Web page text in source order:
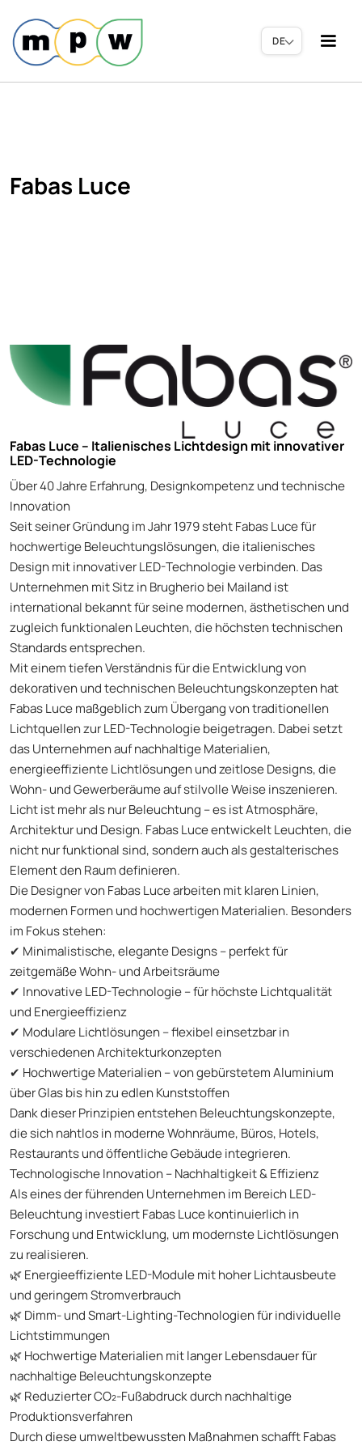
DE
Fabas Luce
Fabas Luce – Italienisches Lichtdesign mit innovativer
LED-Technologie
Über 40 Jahre Erfahrung, Designkompetenz und technische
Innovation
Seit seiner Gründung im Jahr 1979 steht Fabas Luce für
hochwertige Beleuchtungslösungen, die italienisches
Design mit innovativer LED-Technologie verbinden. Das
Unternehmen mit Sitz in Brugherio bei Mailand ist
international bekannt für seine modernen, ästhetischen und
zugleich funktionalen Leuchten, die höchsten technischen
Standards entsprechen.
Mit einem tiefen Verständnis für die Entwicklung von
dekorativen und technischen Beleuchtungskonzepten hat
Fabas Luce maßgeblich zum Übergang von traditionellen
Lichtquellen zur LED-Technologie beigetragen. Dabei setzt
das Unternehmen auf nachhaltige Materialien,
energieeffiziente Lichtlösungen und zeitlose Designs, die
Wohn- und Gewerberäume auf stilvolle Weise inszenieren.
Licht ist mehr als nur Beleuchtung – es ist Atmosphäre,
Architektur und Design. Fabas Luce entwickelt Leuchten, die
nicht nur funktional sind, sondern auch als gestalterisches
Element den Raum definieren.
Die Designer von Fabas Luce arbeiten mit klaren Linien,
modernen Formen und hochwertigen Materialien. Besonders
im Fokus stehen:
✔ Minimalistische, elegante Designs – perfekt für
zeitgemäße Wohn- und Arbeitsräume
✔ Innovative LED-Technologie – für höchste Lichtqualität
und Energieeffizienz
✔ Modulare Lichtlösungen – flexibel einsetzbar in
verschiedenen Architekturkonzepten
✔ Hochwertige Materialien – von gebürstetem Aluminium
über Glas bis hin zu edlen Kunststoffen
Dank dieser Prinzipien entstehen Beleuchtungskonzepte,
die sich nahtlos in moderne Wohnräume, Büros, Hotels,
Restaurants und öffentliche Gebäude integrieren.
Technologische Innovation – Nachhaltigkeit & Effizienz
Als eines der führenden Unternehmen im Bereich LED-
Beleuchtung investiert Fabas Luce kontinuierlich in
Forschung und Entwicklung, um modernste Lichtlösungen
zu realisieren.
🌿 Energieeffiziente LED-Module mit hoher Lichtausbeute
und geringem Stromverbrauch
🌿 Dimm- und Smart-Lighting-Technologien für individuelle
Lichtstimmungen
🌿 Hochwertige Materialien mit langer Lebensdauer für
nachhaltige Beleuchtungskonzepte
🌿 Reduzierter CO₂-Fußabdruck durch nachhaltige
Produktionsverfahren
Durch diese umweltbewussten Maßnahmen schafft Fabas